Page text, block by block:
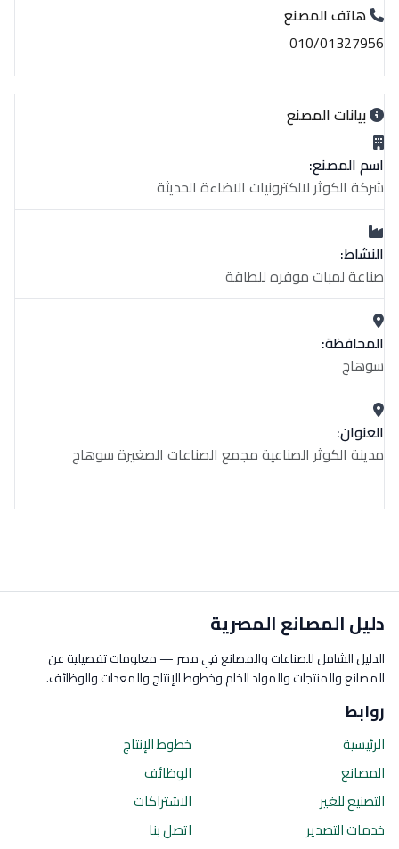
هاتف المصنع
010/01327956
بيانات المصنع
اسم المصنع:
شركة الكوثر لالكترونيات الاضاءة الحديثة
النشاط:
صناعة لمبات موفره للطاقة
المحافظة:
سوهاج
العنوان:
مدينة الكوثر الصناعية مجمع الصناعات الصغيرة سوهاج
دليل المصانع المصرية
الدليل الشامل للصناعات والمصانع في مصر — معلومات تفصيلية عن
المصانع والمنتجات والمواد الخام وخطوط الإنتاج والمعدات والوظائف.
روابط
الرئيسية
المصانع
التصنيع للغير
خدمات التصدير
خطوط الإنتاج
الوظائف
الاشتراكات
اتصل بنا